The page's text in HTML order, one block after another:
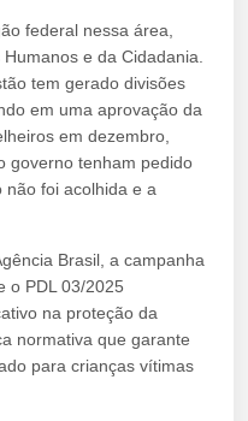
federal nessa área,
e da Cidadania.
tem gerado divisões
em uma aprovação da
em dezembro,
governo tenham pedido
não foi acolhida e a
Brasil, a campanha
o PDL 03/2025
na proteção da
normativa que garante
para crianças vítimas